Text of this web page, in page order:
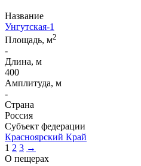
Название
Унгутская-1
Площадь, м2
-
Длина, м
400
Амплитуда, м
-
Страна
Россия
Субъект федерации
Красноярский Край
1 2 3 →
О пещерах